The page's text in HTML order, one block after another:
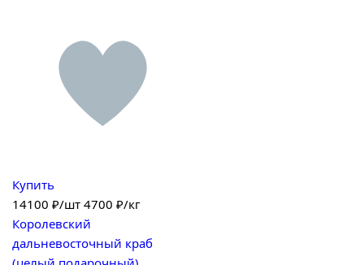
Купить
14100 ₽/шт 4700 ₽/кг
Королевский
дальневосточный краб